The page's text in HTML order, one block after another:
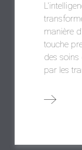
manière
touche
des soins
par les